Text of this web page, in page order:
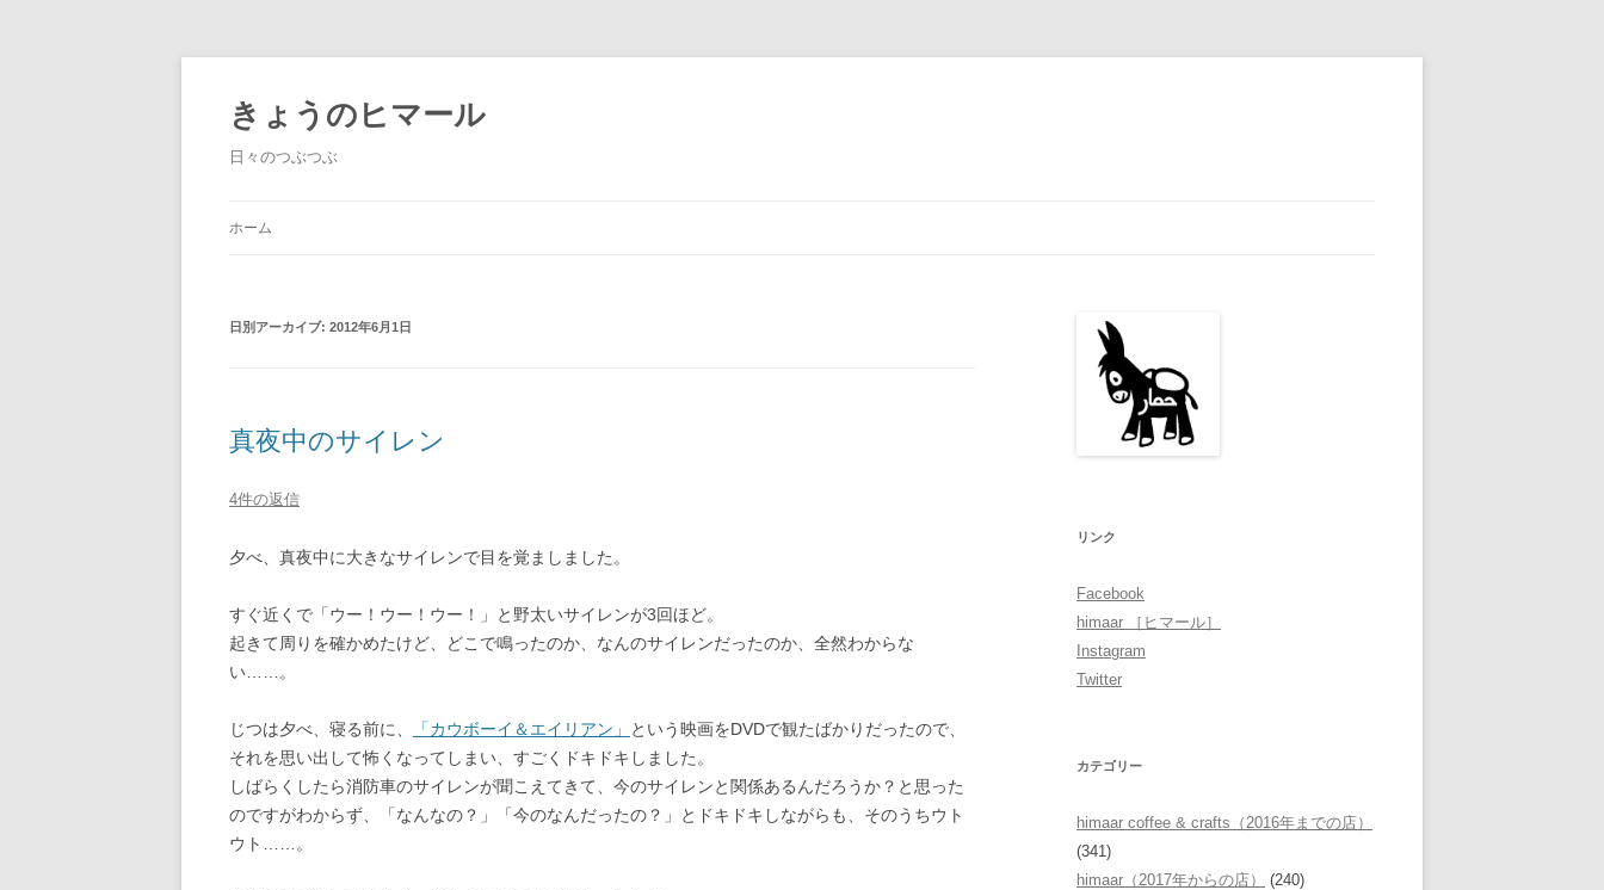
きょうのヒマール
日々のつぶつぶ
ホーム
日別アーカイブ: 2012年6月1日
真夜中のサイレン
4件の返信
夕べ、真夜中に大きなサイレンで目を覚ましました。
すぐ近くで「ウー！ウー！ウー！」と野太いサイレンが3回ほど。
起きて周りを確かめたけど、どこで鳴ったのか、なんのサイレンだったのか、全然わからな
い……。
じつは夕べ、寝る前に、 「カウボーイ＆エイリアン」
という映画をDVDで観たばかりだったので、
それを思い出して怖くなってしまい、すごくドキドキしました。
しばらくしたら消防車のサイレンが聞こえてきて、今のサイレンと関係あるんだろうか？と思った
のですがわからず、「なんなの？」「今のなんだったの？」とドキドキしながらも、そのうちウト
ウト……。
リンク
Facebook
himaar ［ヒマール］
Instagram
Twitter
カテゴリー
himaar coffee & crafts（2016年までの店）
(341)
himaar（2017年からの店）
(240)